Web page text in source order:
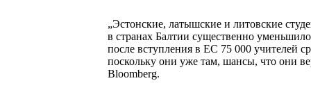
„Эстонские, латышские и литовские
в странах Балтии существенно
после вступления в ЕС 75 000 учителей
поскольку они уже там, шансы, что они
Bloomberg.